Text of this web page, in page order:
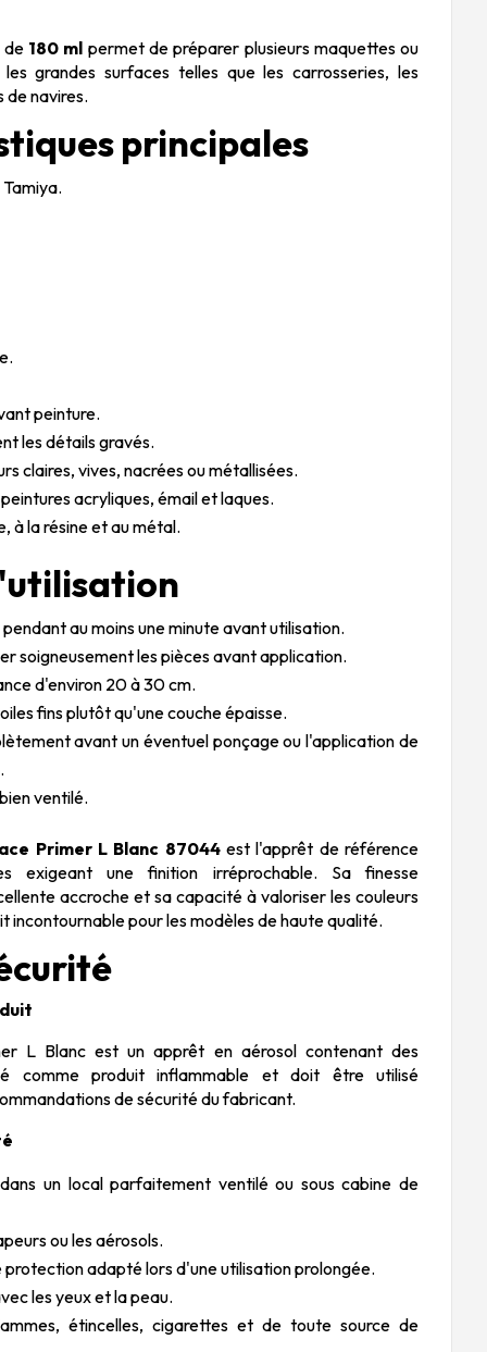
de 180 ml permet de préparer plusieurs maquettes ou
grandes surfaces telles que les carrosseries, les
de navires.
principales
peinture.
les détails gravés.
claires, vives, nacrées ou métallisées.
acryliques, émail et laques.
à la résine et au métal.
au moins une minute avant utilisation.
soigneusement les pièces avant application.
d'environ 20 à 30 cm.
fins plutôt qu'une couche épaisse.
avant un éventuel ponçage ou l'application de
ventilé.
Primer L Blanc 87044est l'apprêt de référence
exigeant une finition irréprochable. Sa finesse
accroche et sa capacité à valoriser les couleurs
incontournable pour les modèles de haute qualité.
L Blanc est un apprêt en aérosol contenant des
comme produit inflammable et doit être utilisé
de sécurité du fabricant.
un local parfaitement ventilé ou sous cabine de
ou les aérosols.
protection adapté lors d'une utilisation prolongée.
les yeux et la peau.
étincelles, cigarettes et de toute source de